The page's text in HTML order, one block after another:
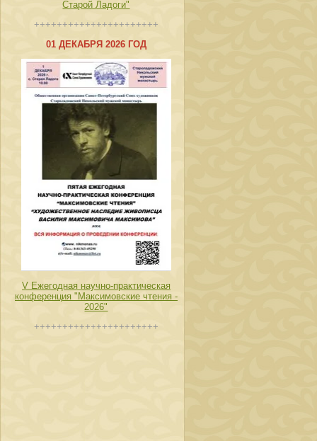
Старой Ладоги"
++++++++++++++++++++++
01 ДЕКАБРЯ 2026 ГОД
V Ежегодная научно-практическая
конференция "Максимовские чтения -
2026"
++++++++++++++++++++++